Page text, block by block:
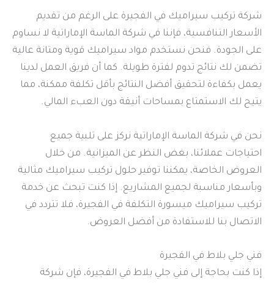
شركة تركيب سيراميك في الفجيرة على الرغم من تقديم
الأسعار التنافسية، فإننا في شركة الماسة الإماراتية لا نساوم
على الجودة. فنحن نستخدم مواد سيراميك قوية ومتانة عالية
تضمن لك نتائج تدوم لفترة طويلة. كما أن فريق العمل لدينا
يعمل بكفاءة لتحقيق أفضل النتائج بأقل تكلفة ممكنة، مما
يتيح لك الاستمتاع بمساحات أنيقة دون العبء المالي.
نحن في شركة الماسة الإماراتية نركز على تلبية جميع
احتياجات عملائنا، بغض النظر عن الميزانية. من خلال
العروض الخاصة، يمكننا توفير حلول تركيب سيراميك مثالية
وبأسعار مناسبة لجميع المشاريع. إذا كنت تبحث عن خدمة
تركيب سيراميك ميسورة التكلفة في الفجيرة، فلا تتردد في
الاتصال بنا للاستفادة من أفضل العروض.
فني جلي بلاط في الفجيرة
إذا كنت بحاجة إلى فني جلي بلاط في الفجيرة، فإن شركة